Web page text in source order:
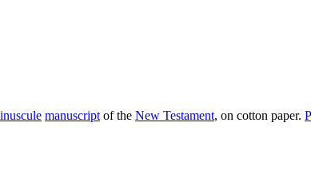
manuscript of the New Testament, on cotton paper.